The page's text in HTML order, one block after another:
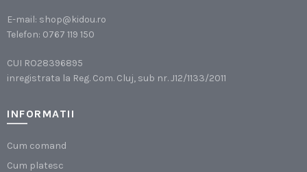
E-mail: shop@kidou.ro
Telefon: 0767 119 150
CUI RO28396895
inregistrata la Reg. Com. Cluj, sub nr. J12/1133/2011
INFORMATII
Cum comand
Cum platesc